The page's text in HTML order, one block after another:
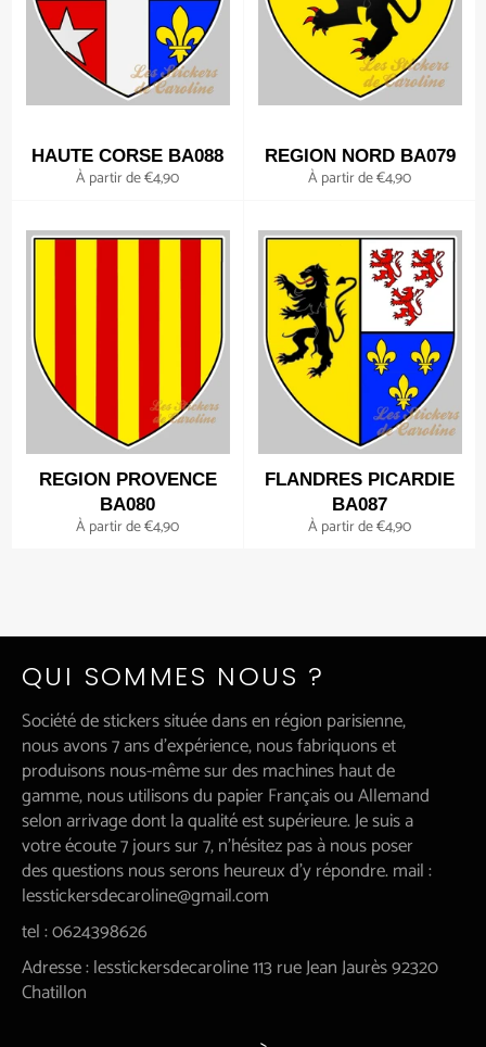
HAUTE CORSE BA088
À partir de €4,90
REGION NORD BA079
À partir de €4,90
REGION PROVENCE
BA080
À partir de €4,90
FLANDRES PICARDIE
BA087
À partir de €4,90
QUI SOMMES NOUS ?
Société de stickers située dans en région parisienne,
nous avons 7 ans d'expérience, nous fabriquons et
produisons nous-même sur des machines haut de
gamme, nous utilisons du papier Français ou Allemand
selon arrivage dont la qualité est supérieure. Je suis a
votre écoute 7 jours sur 7, n'hésitez pas à nous poser
des questions nous serons heureux d'y répondre. mail :
lesstickersdecaroline@gmail.com
tel : 0624398626
Adresse : lesstickersdecaroline 113 rue Jean Jaurès 92320
Chatillon